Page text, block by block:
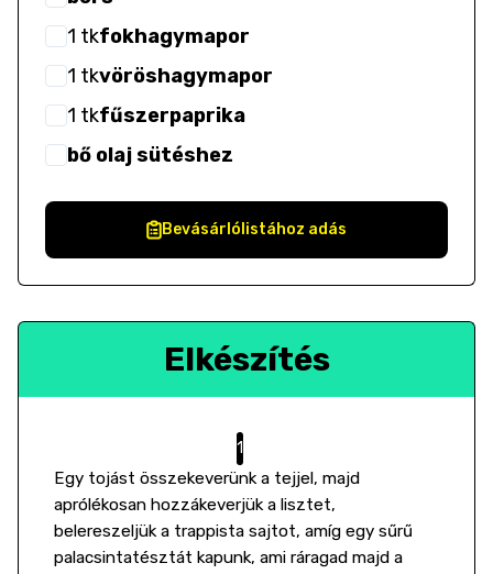
1 tkfokhagymapor
1 tkvöröshagymapor
1 tkfűszerpaprika
bő olaj sütéshez
Bevásárlólistához adás
Elkészítés
Egy tojást összekeverünk a tejjel, majd
aprólékosan hozzákeverjük a lisztet,
belereszeljük a trappista sajtot, amíg egy sűrű
palacsintatésztát kapunk, ami ráragad majd a